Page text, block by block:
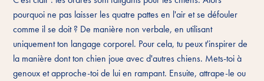
pourquoi ne pas laisser les quatre pattes en l'air et se défouler
comme il se doit ? De manière non verbale, en utilisant
uniquement ton langage corporel. Pour cela, tu peux t'inspirer de
la manière dont ton chien joue avec d'autres chiens. Mets-toi à
genoux et approche-toi de lui en rampant. Ensuite, attrape-le ou